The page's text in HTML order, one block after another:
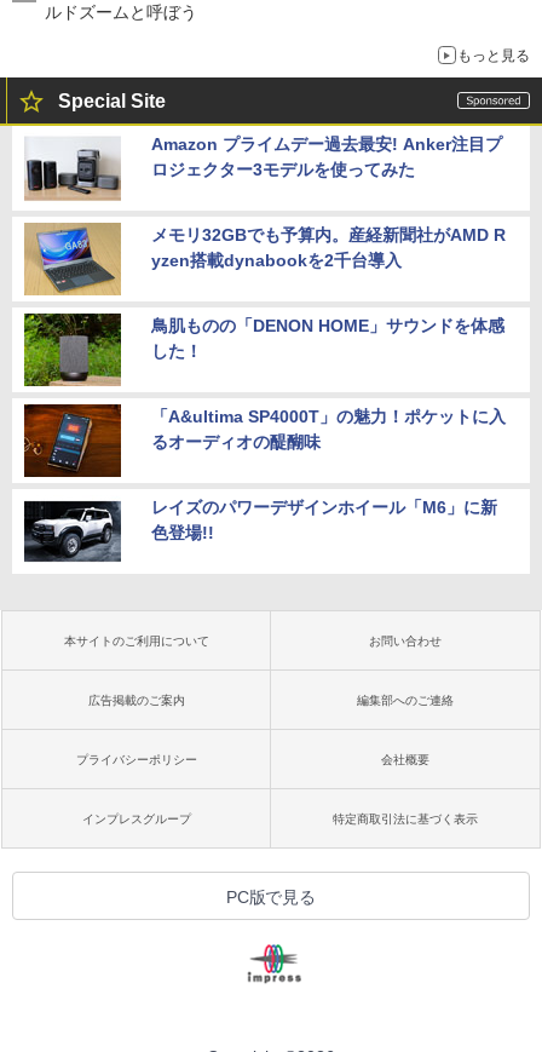
ルドズームと呼ぼう
もっと見る
Special Site
Amazon プライムデー過去最安! Anker注目プ
ロジェクター3モデルを使ってみた
メモリ32GBでも予算内。産経新聞社がAMD R
yzen搭載dynabookを2千台導入
鳥肌ものの「DENON HOME」サウンドを体感
した！
「A&ultima SP4000T」の魅力！ポケットに入
るオーディオの醍醐味
レイズのパワーデザインホイール「M6」に新
色登場!!
本サイトのご利用について お問い合わせ
広告掲載のご案内 編集部へのご連絡
プライバシーポリシー 会社概要
インプレスグループ 特定商取引法に基づく表示
PC版で見る